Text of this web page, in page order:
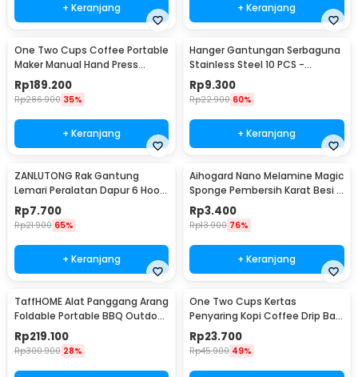
+ Keranjang + Keranjang
One Two Cups Coffee Portable
Maker Manual Hand Press
Espresso 300ml - T35066
Rp189.200
Rp286.900 35%
+ Keranjang
Hanger Gantungan Serbaguna
Stainless Steel 10 PCS -
M127105
Rp9.300
Rp22.900 60%
+ Keranjang
ZANLUTONG Rak Gantung
Lemari Peralatan Dapur 6 Hook
Besi - 2137
Rp7.700
Rp21.900 65%
+ Keranjang
Aihogard Nano Melamine Magic
Sponge Pembersih Karat Besi -
CW62
Rp3.400
Rp13.900 76%
+ Keranjang
TaffHOME Alat Panggang Arang
Foldable Portable BBQ Outdoor
Grill Stove - HWSK77
Rp219.100
Rp300.900 28%
One Two Cups Kertas
Penyaring Kopi Coffee Drip Bag
Paper Filter 50PCS - T111
Rp23.700
Rp45.900 49%